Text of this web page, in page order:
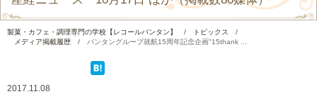
製菓・カフェ・調理専門の学校【レコールバンタン】 / トピックス
/
メディア掲載履歴
/ バンタングループ就航15周年記念企画"15thank ...
2017.11.08